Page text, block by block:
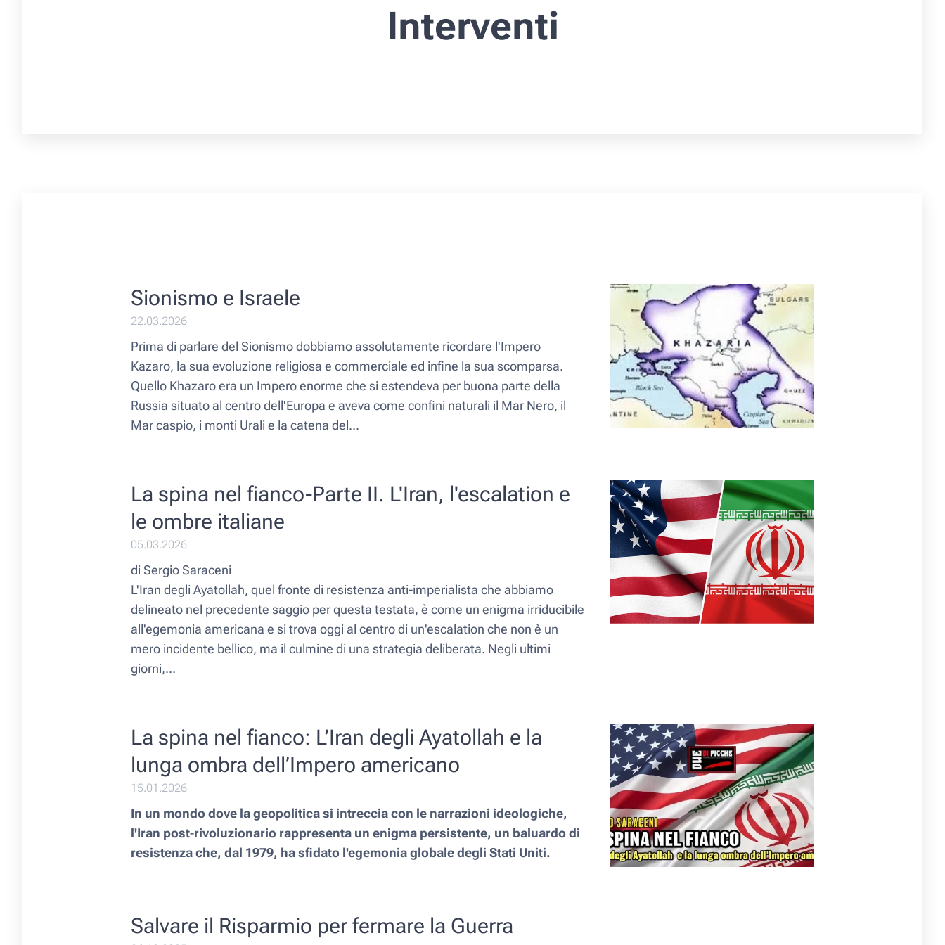
Interventi
Sionismo e Israele
22.03.2026
Prima di parlare del Sionismo dobbiamo assolutamente ricordare l'Impero
Kazaro, la sua evoluzione religiosa e commerciale ed infine la sua scomparsa.
Quello Khazaro era un Impero enorme che si estendeva per buona parte della
Russia situato al centro dell'Europa e aveva come confini naturali il Mar Nero, il
Mar caspio, i monti Urali e la catena del...
La spina nel fianco-Parte II. L'Iran, l'escalation e
le ombre italiane
05.03.2026
di Sergio Saraceni
L'Iran degli Ayatollah, quel fronte di resistenza anti-imperialista che abbiamo
delineato nel precedente saggio per questa testata, è come un enigma irriducibile
all'egemonia americana e si trova oggi al centro di un'escalation che non è un
mero incidente bellico, ma il culmine di una strategia deliberata. Negli ultimi
giorni,...
La spina nel fianco: L’Iran degli Ayatollah e la
lunga ombra dell’Impero americano
15.01.2026
In un mondo dove la geopolitica si intreccia con le narrazioni ideologiche,
l'Iran post-rivoluzionario rappresenta un enigma persistente, un baluardo di
resistenza che, dal 1979, ha sfidato l'egemonia globale degli Stati Uniti.
Salvare il Risparmio per fermare la Guerra